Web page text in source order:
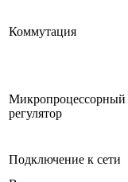
Коммутация
Микропроцессорный
регулятор
Подключение к сети